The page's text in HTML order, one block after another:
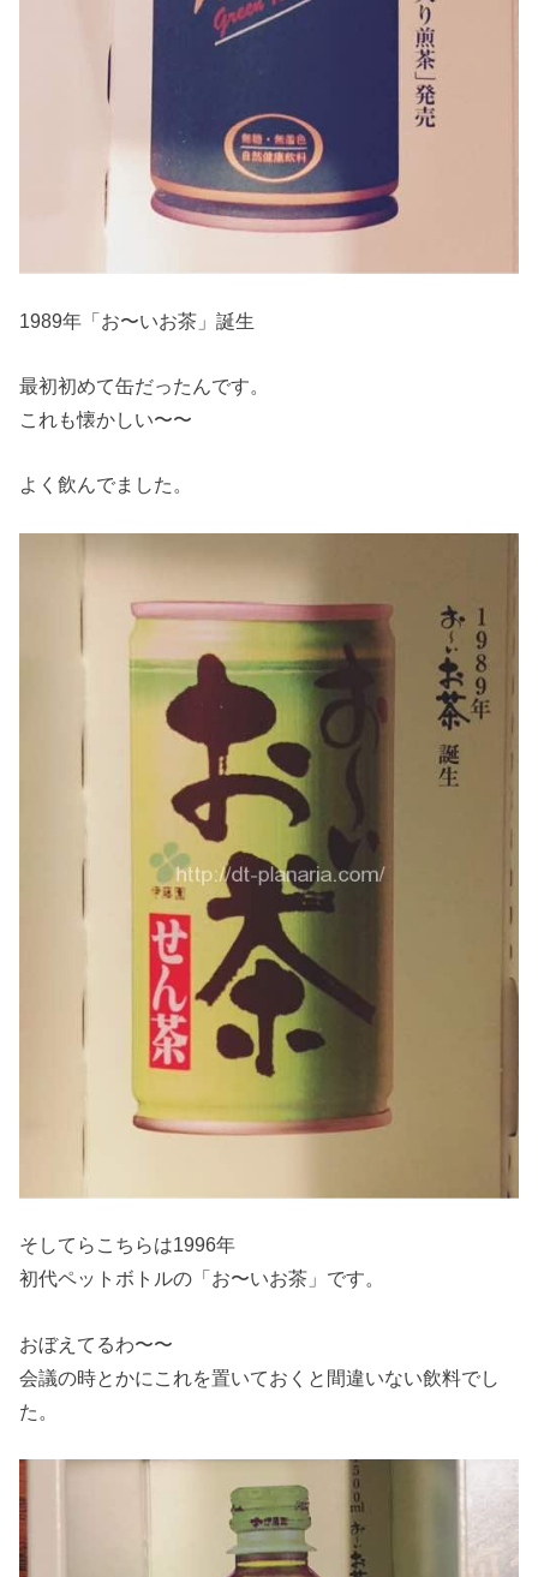
1989年「お〜いお茶」誕生
最初初めて缶だったんです。
これも懐かしい〜〜
よく飲んでました。
そしてらこちらは1996年
初代ペットボトルの「お〜いお茶」です。
おぼえてるわ〜〜
会議の時とかにこれを置いておくと間違いない飲料でし
た。